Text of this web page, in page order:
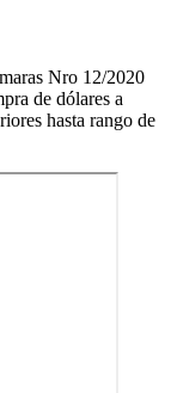
Nro 12/2020
de dólares a
hasta rango de